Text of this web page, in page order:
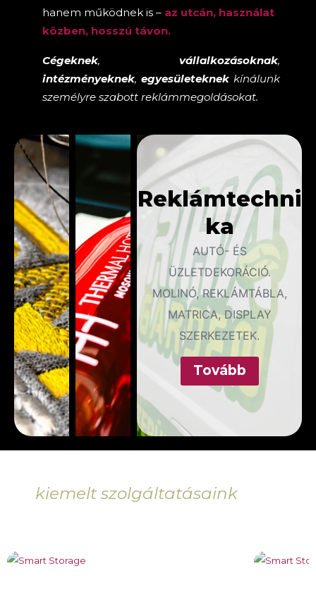
hanem működnek is – az utcán, használat
közben, hosszú távon.
Cégeknek, vállalkozásoknak,
intézményeknek, egyesületeknekkínálunk
személyre szabott reklámmegoldásokat.
Tov
Reklámtechni
ka
AUTÓ- ÉS
ÜZLETDEKORÁCIÓ.
MOLINÓ, REKLÁMTÁBLA,
MATRICA, DISPLAY
SZERKEZETEK.
Tovább
kiemelt szolgáltatásaink